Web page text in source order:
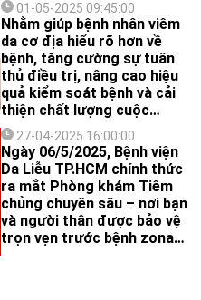
ngay để hiểu và phòng
bệnh hiệu quả nhé!
01-05-2025 09:45:00
Nhằm giúp bệnh nhân viêm
da cơ địa hiểu rõ hơn về
bệnh, tăng cường sự tuân
thủ điều trị, nâng cao hiệu
quả kiểm soát bệnh và cải
thiện chất lượng cuộc
sống, Bệnh viện Da liễu
TP.HCM phối hợp Quỹ Urgo
tổ chức chương trình:
27-04-2025 16:00:00
Ngày 06/5/2025, Bệnh viện
Da Liễu TP.HCM chính thức
ra mắt Phòng khám Tiêm
chủng chuyên sâu – nơi bạn
và người thân được bảo vệ
trọn vẹn trước bệnh zona,